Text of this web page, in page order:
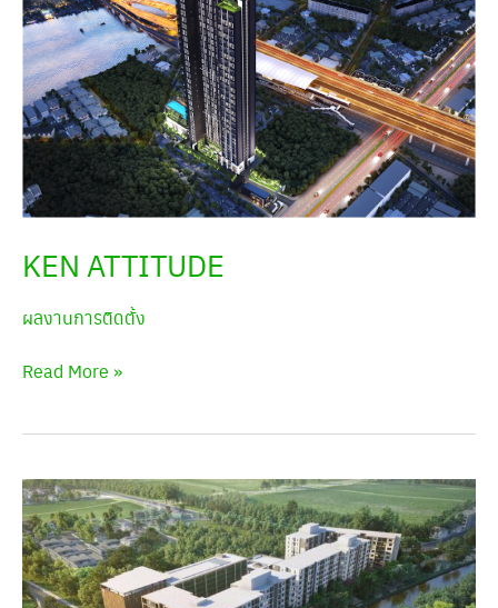
KEN ATTITUDE
ผลงานการติดตั้ง
Read More »
โครงการ
เสนา